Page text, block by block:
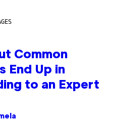
Common
End Up in
to an Expert